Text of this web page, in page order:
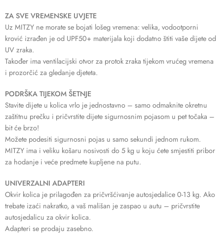
ZA SVE VREMENSKE UVJETE
Uz MITZY ne morate se bojati lošeg vremena: velika, vodootporni
krović izrađen je od UPF50+ materijala koji dodatno štiti vaše dijete od
UV zraka.
Također ima ventilacijski otvor za protok zraka tijekom vrućeg vremena
i prozorčić za gledanje djeteta.
PODRŠKA TIJEKOM ŠETNJE
Stavite dijete u kolica vrlo je jednostavno – samo odmaknite okretnu
zaštitnu prečku i pričvrstite dijete sigurnosnim pojasom u pet točaka –
bit će brzo!
Možete podesiti sigurnosni pojas u samo sekundi jednom rukom.
MITZY ima i veliku košaru nosivosti do 5 kg u koju ćete smjestiti pribor
za hodanje i veće predmete kupljene na putu.
UNIVERZALNI ADAPTERI
Okvir kolica je prilagođen za pričvršćivanje autosjedalice 0-13 kg. Ako
trebate izaći nakratko, a vaš mališan je zaspao u autu – pričvrstite
autosjedalicu za okvir kolica.
Adapteri se prodaju zasebno.